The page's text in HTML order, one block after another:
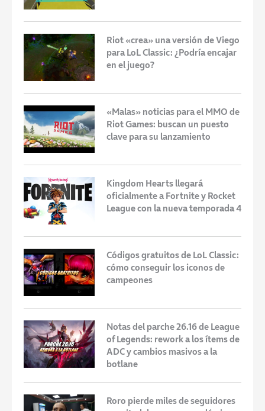
Riot «crea» una versión de Viego
para LoL Classic: ¿Podría encajar
en el juego?
«Malas» noticias para el MMO de
Riot Games: buscan un puesto
clave para su lanzamiento
Kingdom Hearts llegará
oficialmente a Fortnite y Rocket
League con la nueva temporada 4
Códigos gratuitos de LoL Classic:
cómo conseguir los iconos de
campeones
Notas del parche 26.16 de League
of Legends: rework a los ítems de
ADC y cambios masivos a la
botlane
Roro pierde miles de seguidores